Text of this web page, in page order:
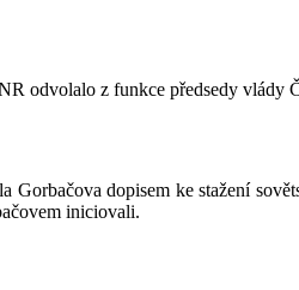
odvolalo z funkce předsedy vlády
Gorbačova dopisem ke stažení
iniciovali.